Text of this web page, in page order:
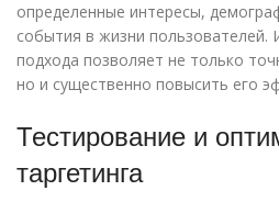
определенные интересы,
события в жизни пользователей.
подхода позволяет не только
но и существенно повысить его
Тестирование и
таргетинга